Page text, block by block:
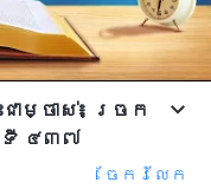
ាម្ចាស់៖ ច្រក
ទី ៤៣៧
ចែក​រំលែក